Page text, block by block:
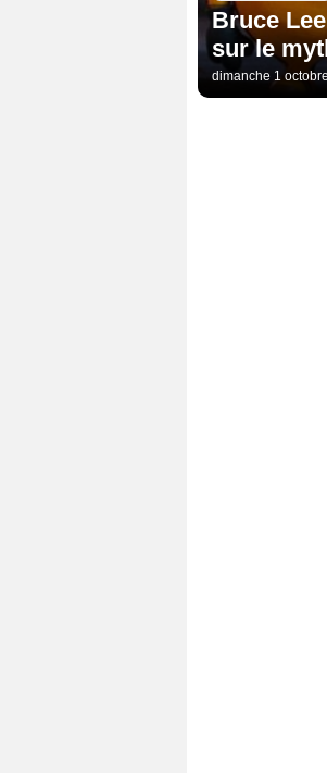
Bruce
sur le
dimanche 1